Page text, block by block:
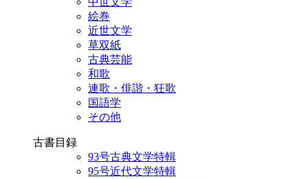
絵巻
近世文学
草双紙
古典芸能
和歌
連歌・俳諧・狂歌
国語学
その他
古書目録
93号古典文学特輯
95号近代文学特輯